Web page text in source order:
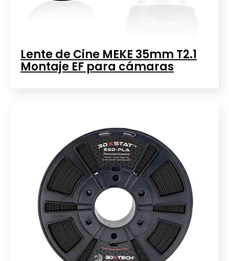
Lente de Cine MEKE 35mm T2.1
Montaje EF para cámaras